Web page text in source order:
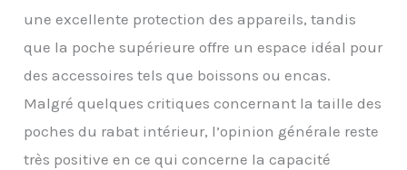
une excellente protection des appareils, tandis
que la poche supérieure offre un espace idéal pour
des accessoires tels que boissons ou encas.
Malgré quelques critiques concernant la taille des
poches du rabat intérieur, l’opinion générale reste
très positive en ce qui concerne la capacité